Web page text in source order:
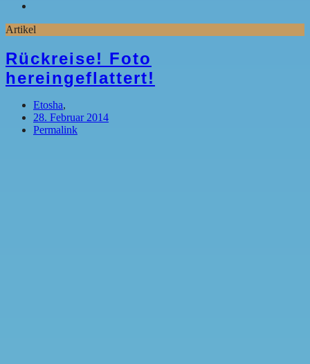
Artikel
Rückreise! Foto
hereingeflattert!
Etosha,
28. Februar 2014
Permalink